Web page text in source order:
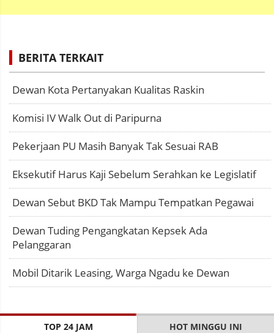
BERITA TERKAIT
Dewan Kota Pertanyakan Kualitas Raskin
Komisi IV Walk Out di Paripurna
Pekerjaan PU Masih Banyak Tak Sesuai RAB
Eksekutif Harus Kaji Sebelum Serahkan ke Legislatif
Dewan Sebut BKD Tak Mampu Tempatkan Pegawai
Dewan Tuding Pengangkatan Kepsek Ada
Pelanggaran
Mobil Ditarik Leasing, Warga Ngadu ke Dewan
TOP 24 JAM HOT MINGGU INI